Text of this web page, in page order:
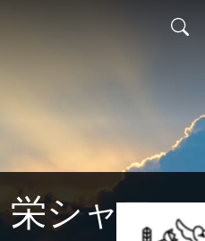
栄シャロー